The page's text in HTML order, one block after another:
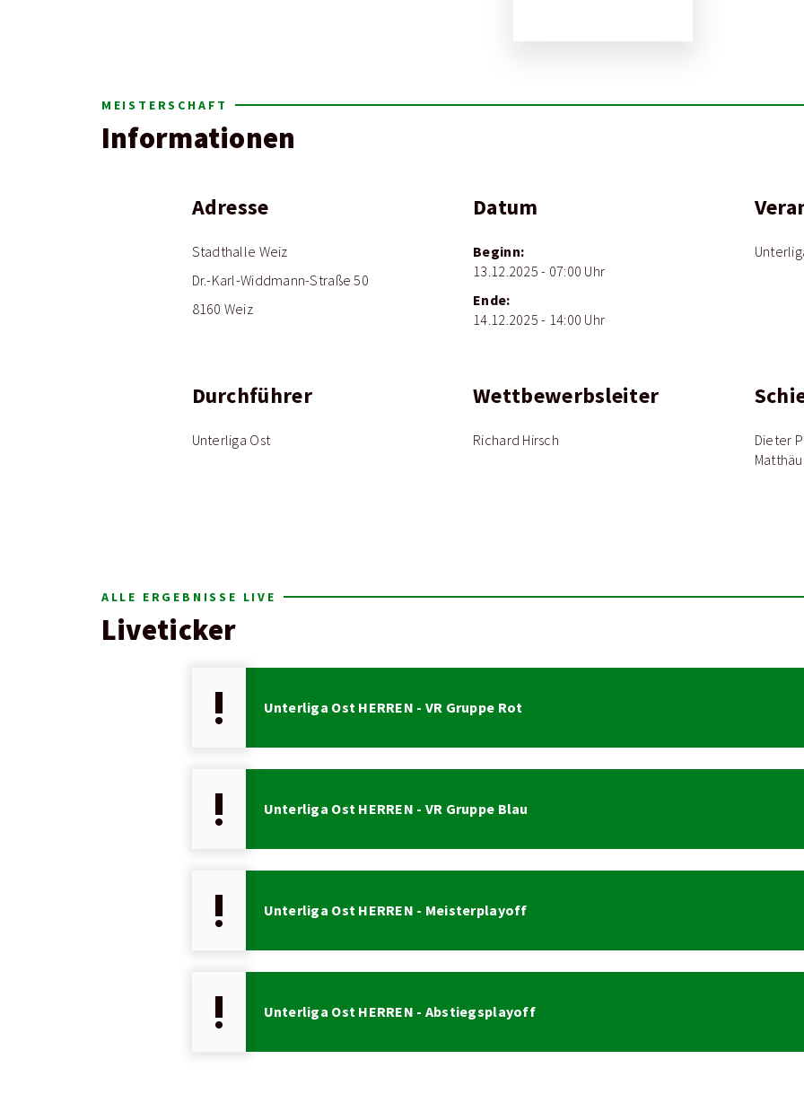
MEISTERSCHAFT
Informationen
Adresse
Stadthalle Weiz
Dr.-Karl-Widdmann-Straße 50
8160 Weiz
Datum
Beginn:
13.12.2025 - 07:00 Uhr
Ende:
14.12.2025 - 14:00 Uhr
Durchführer
Unterliga Ost
Wettbewerbsleiter
Richard Hirsch
Dieter
ALLE ERGEBNISSE LIVE
Liveticker
priority_high Unterliga Ost HERREN - VR Gruppe Rot
priority_high Unterliga Ost HERREN - VR Gruppe Blau
priority_high Unterliga Ost HERREN - Meisterplayoff
priority_high Unterliga Ost HERREN - Abstiegsplayoff